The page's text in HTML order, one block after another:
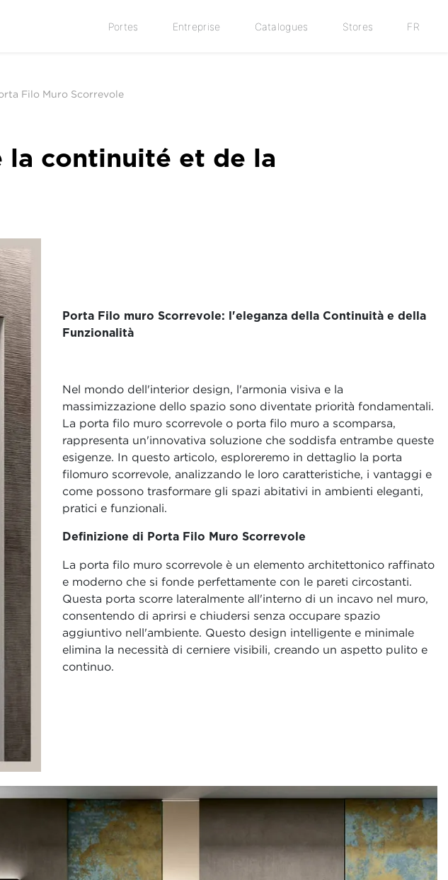
Portes Entreprise Catalogues Stores FR
Filo Muro Scorrevole
la continuité et de la
Porta Filo muro Scorrevole: l'eleganza della Continuità e della
Funzionalità
Nel mondo dell'interior design, l'armonia visiva e la
massimizzazione dello spazio sono diventate priorità fondamentali.
La porta filo muro scorrevole o porta filo muro a scomparsa,
rappresenta un'innovativa soluzione che soddisfa entrambe queste
esigenze. In questo articolo, esploreremo in dettaglio la porta
filomuro scorrevole, analizzando le loro caratteristiche, i vantaggi e
come possono trasformare gli spazi abitativi in ambienti eleganti,
pratici e funzionali.
Definizione di Porta Filo Muro Scorrevole
La porta filo muro scorrevole è un elemento architettonico raffinato
e moderno che si fonde perfettamente con le pareti circostanti.
Questa porta scorre lateralmente all'interno di un incavo nel muro,
consentendo di aprirsi e chiudersi senza occupare spazio
aggiuntivo nell'ambiente. Questo design intelligente e minimale
elimina la necessità di cerniere visibili, creando un aspetto pulito e
continuo.